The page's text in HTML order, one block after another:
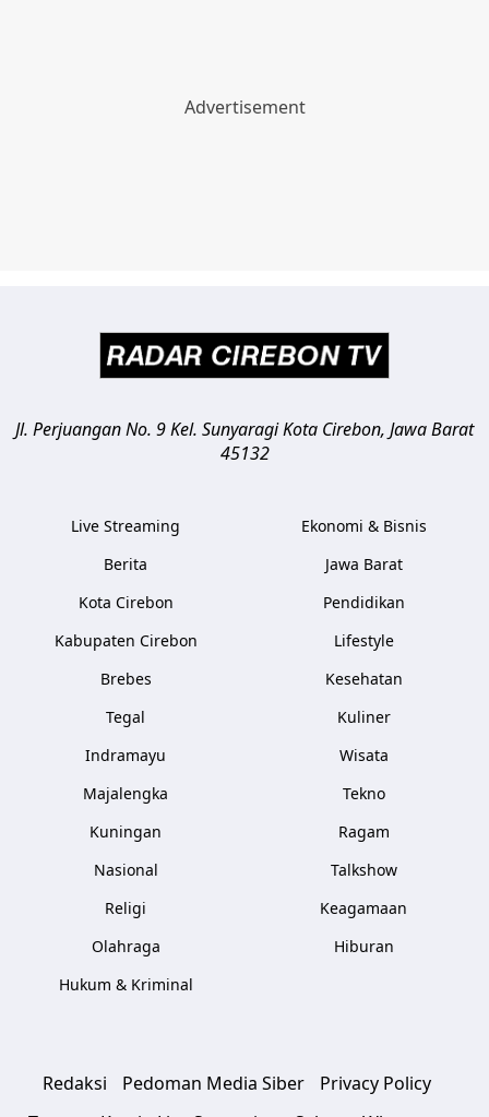
Jl. Perjuangan No. 9 Kel. SunyaragiKota Cirebon, Jawa Barat
45132
Live Streaming
Berita
Kota Cirebon
Kabupaten Cirebon
Brebes
Tegal
Indramayu
Majalengka
Kuningan
Nasional
Religi
Olahraga
Hukum & Kriminal
Ekonomi & Bisnis
Jawa Barat
Pendidikan
Lifestyle
Kesehatan
Kuliner
Wisata
Tekno
Ragam
Talkshow
Keagamaan
Hiburan
Redaksi Pedoman Media Siber
Privacy Policy